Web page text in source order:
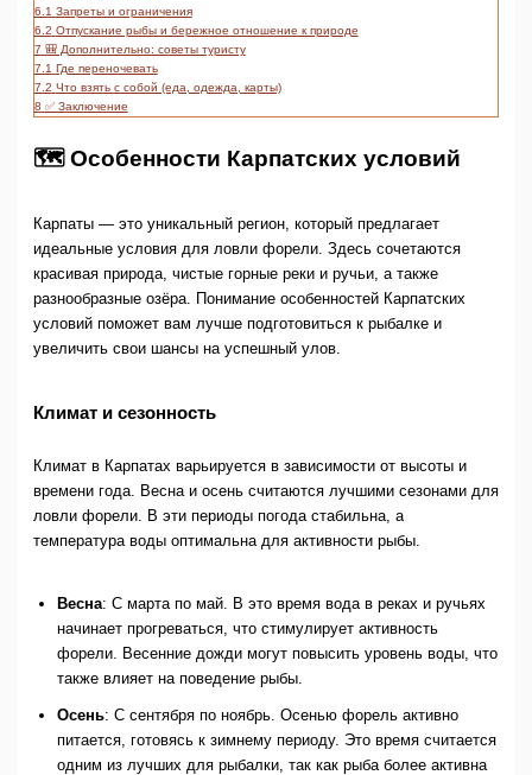
6.1 Запреты и ограничения
6.2 Отпускание рыбы и бережное отношение к природе
7 🎒 Дополнительно: советы туристу
7.1 Где переночевать
7.2 Что взять с собой (еда, одежда, карты)
8 ✅ Заключение
🗺️ Особенности Карпатских условий
Карпаты — это уникальный регион, который предлагает
идеальные условия для ловли форели. Здесь сочетаются
красивая природа, чистые горные реки и ручьи, а также
разнообразные озёра. Понимание особенностей Карпатских
условий поможет вам лучше подготовиться к рыбалке и
увеличить свои шансы на успешный улов.
Климат и сезонность
Климат в Карпатах варьируется в зависимости от высоты и
времени года. Весна и осень считаются лучшими сезонами для
ловли форели. В эти периоды погода стабильна, а
температура воды оптимальна для активности рыбы.
Весна: С марта по май. В это время вода в реках и ручьях
начинает прогреваться, что стимулирует активность
форели. Весенние дожди могут повысить уровень воды, что
также влияет на поведение рыбы.
Осень: С сентября по ноябрь. Осенью форель активно
питается, готовясь к зимнему периоду. Это время считается
одним из лучших для рыбалки, так как рыба более активна